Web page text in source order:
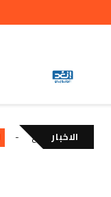
الاخبارشعبي واسع الأخبار